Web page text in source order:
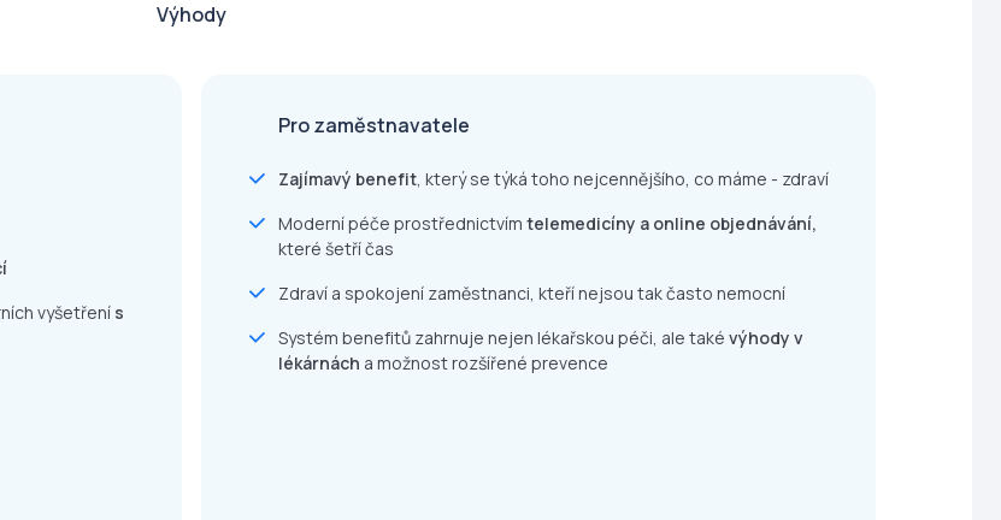
Výhody
vyšetření s
Pro zaměstnavatele
Zajímavý benefit, který se týká toho nejcennějšího, co máme - zdraví
Moderní péče prostřednictvím telemedicíny a online objednávání,
které šetří čas
Zdraví a spokojení zaměstnanci, kteří nejsou tak často nemocní
Systém benefitů zahrnuje nejen lékařskou péči, ale také výhody v
lékárnách a možnost rozšířené prevence